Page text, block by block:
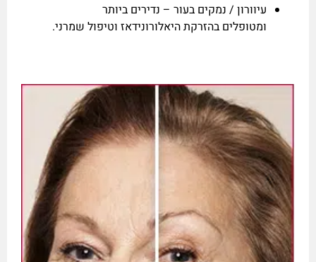
עיוורון / נמקים בעור – נדירים ביותר
ומטופלים בהזרקת היאלורונידאז וטיפול שמרני.